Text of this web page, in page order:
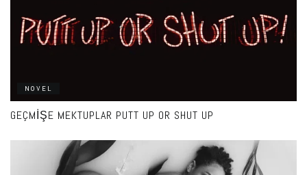
NOVEL
GEÇMIŞE MEKTUPLAR PUTT UP OR SHUT UP